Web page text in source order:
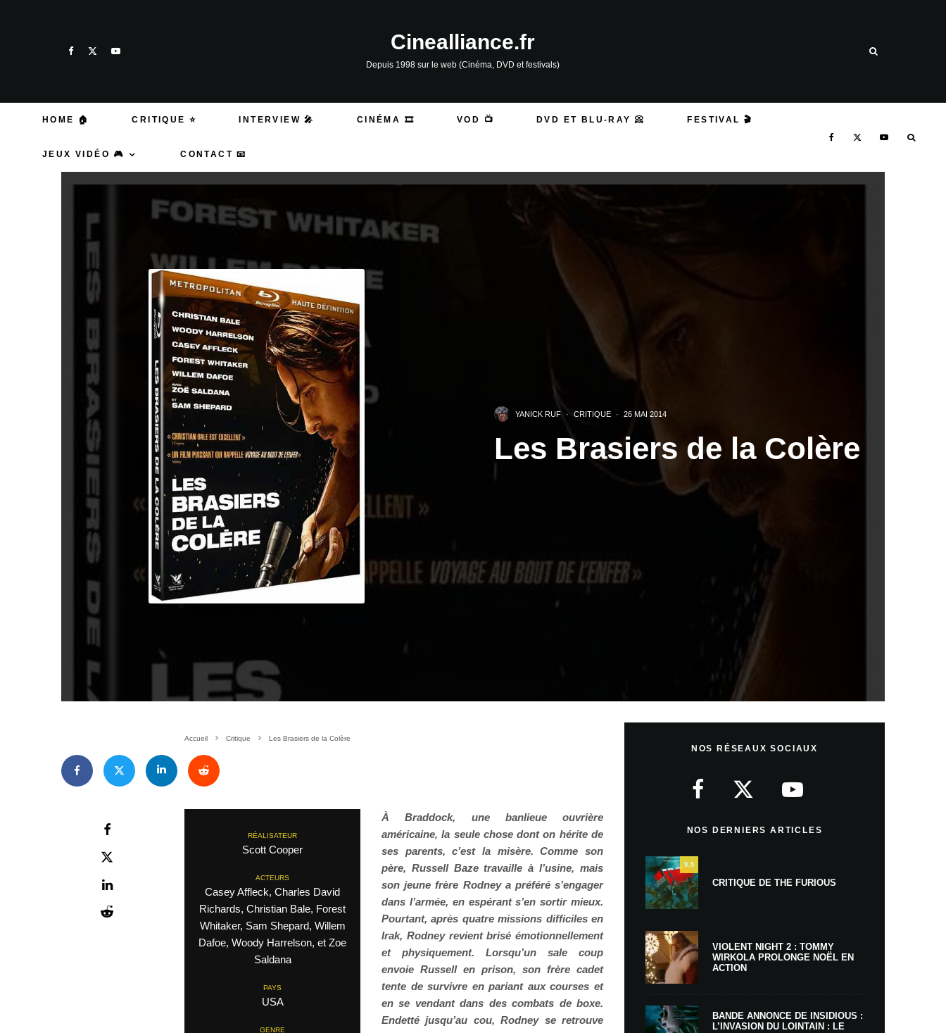
Cinealliance.fr
Depuis 1998 sur le web (Cinéma, DVD et festivals)
HOME 🏠 CRITIQUE ⭐ INTERVIEW 🎤 CINÉMA 🎞️ VOD 📺 DVD ET BLU-RAY 📀 FESTIVAL 🎬
JEUX VIDÉO 🎮 CONTACT 📧
YANICK RUF · CRITIQUE · 26 MAI 2014
Les Brasiers de la Colère
Accueil Critique Les Brasiers de la Colère
RÉALISATEUR
Scott Cooper
ACTEURS
Casey Affleck, Charles David
Richards, Christian Bale, Forest
Whitaker, Sam Shepard, Willem
Dafoe, Woody Harrelson, et Zoe
Saldana
PAYS
USA
GENRE
À Braddock, une banlieue ouvrière
américaine, la seule chose dont on hérite de
ses parents, c’est la misère. Comme son
père, Russell Baze travaille à l’usine, mais
son jeune frère Rodney a préféré s’engager
dans l’armée, en espérant s’en sortir mieux.
Pourtant, après quatre missions difficiles en
Irak, Rodney revient brisé émotionnellement
et physiquement. Lorsqu’un sale coup
envoie Russell en prison, son frère cadet
tente de survivre en pariant aux courses et
en se vendant dans des combats de boxe.
Endetté jusqu’au cou, Rodney se retrouve
NOS RÉSEAUX SOCIAUX
NOS DERNIERS ARTICLES
9.5
CRITIQUE DE THE FURIOUS
VIOLENT NIGHT 2 : TOMMY
WIRKOLA PROLONGE NOËL EN
ACTION
BANDE ANNONCE DE INSIDIOUS :
L’INVASION DU LOINTAIN : LE